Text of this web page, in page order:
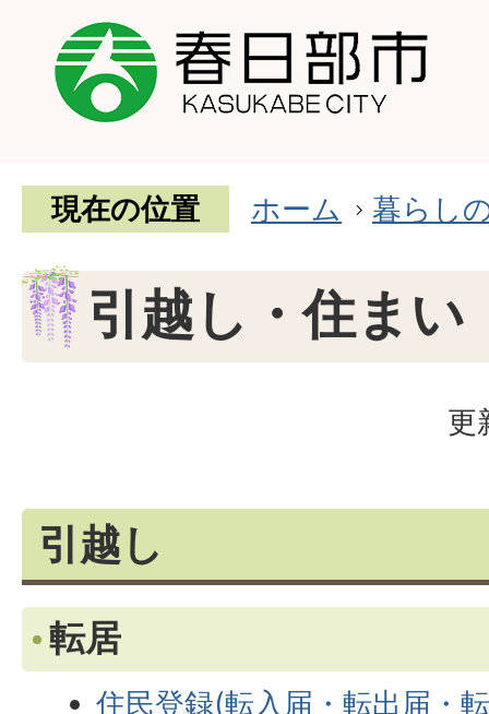
現在の位置 ホーム 暮らし
引越し・住まい
更
引越し
転居
住民登録(転入届・転出届・